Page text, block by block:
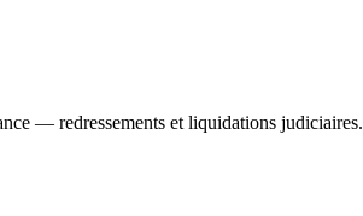
— redressements et liquidations judiciaires.